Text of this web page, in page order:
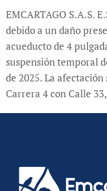
EMCARTAGO S.A.S.
debido a un daño
acueducto de 4
suspensión temporal
de 2025. La
Carrera 4 con Calle